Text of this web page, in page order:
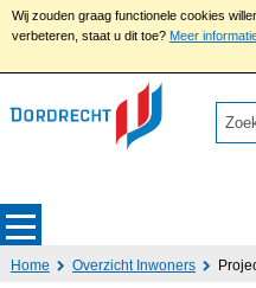
Wij zouden graag functionele cookies
verbeteren, staat u dit toe? Meer
Home Overzicht Inwoners